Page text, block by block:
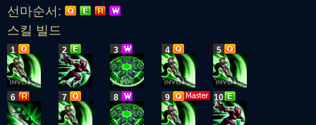
선마순서:
스킬 빌드
1 2 3 4 5
6 7 8 9 10